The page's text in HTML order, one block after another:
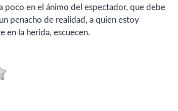
en el ánimo del espectador, que debe
penacho de realidad, a quien estoy
en la herida, escuecen.